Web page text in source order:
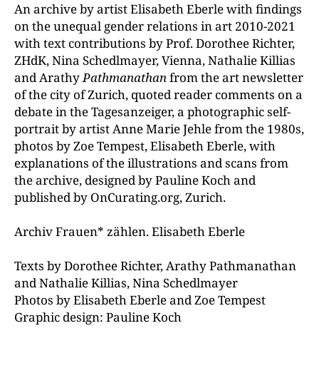
An archive by artist Elisabeth Eberle with findings
on the unequal gender relations in art 2010-2021
with text contributions by Prof. Dorothee Richter,
ZHdK, Nina Schedlmayer, Vienna, Nathalie Killias
and ArathyPathmanathanfrom the art newsletter
of the city of Zurich, quoted reader comments on a
debate in the Tagesanzeiger, a photographic self-
portrait by artist Anne Marie Jehle from the 1980s,
photos by Zoe Tempest, Elisabeth Eberle, with
explanations of the illustrations and scans from
the archive, designed by Pauline Koch and
published by OnCurating.org, Zurich.
Archiv Frauen* zählen. Elisabeth Eberle
Texts by Dorothee Richter, Arathy Pathmanathan
and Nathalie Killias, Nina Schedlmayer
Photos by Elisabeth Eberle and Zoe Tempest
Graphic design: Pauline Koch